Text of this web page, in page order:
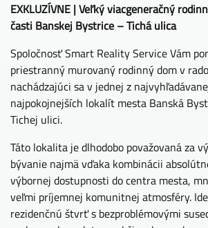
EXKLUZÍVNE | Veľký viacgeneračný
časti Banskej Bystrice – Tichá ulica
Spoločnosť Smart Reality Service Vám
priestranný murovaný rodinný dom v
nachádzajúci sa v jednej z
najpokojnejších lokalít mesta Banská
Tichej ulici.
Táto lokalita je dlhodobo považovaná za
bývanie najmä vďaka kombinácii
výbornej dostupnosti do centra mesta,
veľmi príjemnej komunitnej atmosféry.
rezidenčnú štvrť s bezproblémovými